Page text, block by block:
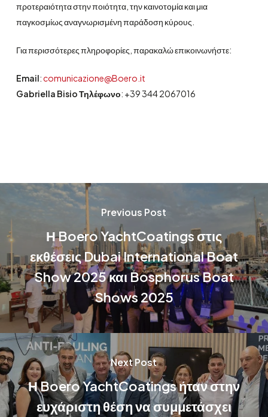
προτεραιότητα στην ποιότητα, την καινοτομία και μια
παγκοσμίως αναγνωρισμένη παράδοση κύρους.
Για περισσότερες πληροφορίες, παρακαλώ επικοινωνήστε:
Email:comunicazione@Boero.it
Gabriella Bisio Τηλέφωνο: +39 344 2067016
Previous Post
Η Boero YachtCoatings στις
εκθέσεις Dubai International Boat
Show 2025 και Bosphorus Boat
Shows 2025
Next Post
Η Boero YachtCoatings ήταν στην
ευχάριστη θέση να συμμετάσχει